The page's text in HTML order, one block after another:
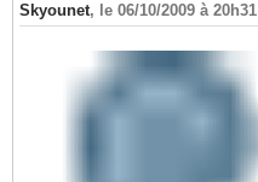
Skyounet, le 06/10/2009 à 20h31